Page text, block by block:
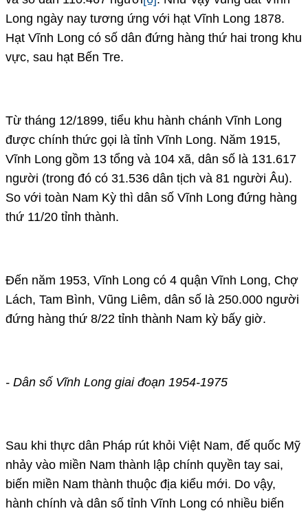
Long ngày nay tương ứng với hạt Vĩnh Long 1878.
Hạt Vĩnh Long có số dân đứng hàng thứ hai trong khu
vực, sau hạt Bến Tre.
Từ tháng 12/1899, tiểu khu hành chánh Vĩnh Long
được chính thức gọi là tỉnh Vĩnh Long. Năm 1915,
Vĩnh Long gồm 13 tổng và 104 xã, dân số là 131.617
người (trong đó có 31.536 dân tịch và 81 người Âu).
So với toàn Nam Kỳ thì dân số Vĩnh Long đứng hàng
thứ 11/20 tỉnh thành.
Đến năm 1953, Vĩnh Long có 4 quận Vĩnh Long, Chợ
Lách, Tam Bình, Vũng Liêm, dân số là 250.000 người
đứng hàng thứ 8/22 tỉnh thành Nam kỳ bấy giờ.
- Dân số Vĩnh Long giai đoạn 1954-1975
Sau khi thực dân Pháp rút khỏi Việt Nam, đế quốc Mỹ
nhảy vào miền Nam thành lập chính quyền tay sai,
biến miền Nam thành thuộc địa kiểu mới. Do vậy,
hành chính và dân số tỉnh Vĩnh Long có nhiều biến